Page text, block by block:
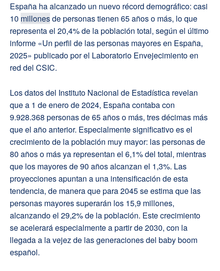
España ha alcanzado un nuevo récord demográfico: casi
10 millonesde personas tienen 65 años o más, lo que
representa el 20,4% de la población total, según el último
informe «Un perfil de las personas mayores en España,
2025» publicado por el Laboratorio Envejecimiento en
red del CSIC.
Los datos del Instituto Nacional de Estadística revelan
que a 1 de enero de 2024, España contaba con
9.928.368 personas de 65 años o más, tres décimas más
que el año anterior. Especialmente significativo es el
crecimiento de la población muy mayor: las personas de
80 años o más ya representan el 6,1% del total, mientras
que los mayores de 90 años alcanzan el 1,3%. Las
proyecciones apuntan a una intensificación de esta
tendencia, de manera que para 2045 se estima que las
personas mayores superarán los 15,9 millones,
alcanzando el 29,2% de la población. Este crecimiento
se acelerará especialmente a partir de 2030, con la
llegada a la vejez de las generaciones del baby boom
español.